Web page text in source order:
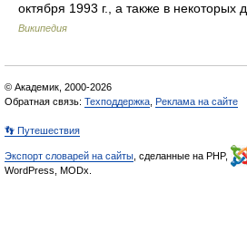
октября 1993 г., а также в некоторых
Википедия
© Академик, 2000-2026
Обратная связь: Техподдержка Реклама на сайте
👣 Путешествия
Экспорт словарей на сайты , сделанные на PHP,
WordPress, MODx.